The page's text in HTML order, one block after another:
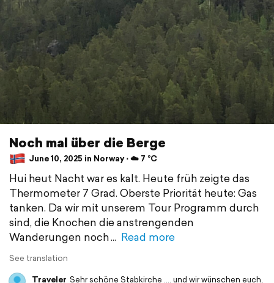
Noch mal über die Berge
June 10, 2025 in Norway ⋅ ☁️ 7 °C
Hui heut Nacht war es kalt. Heute früh zeigte das
Thermometer 7 Grad. Oberste Priorität heute: Gas
tanken. Da wir mit unserem Tour Programm durch
sind, die Knochen die anstrengenden
Wanderungen noch
Read more
See translation
Traveler Sehr schöne Stabkirche .... und wir wünschen euch,